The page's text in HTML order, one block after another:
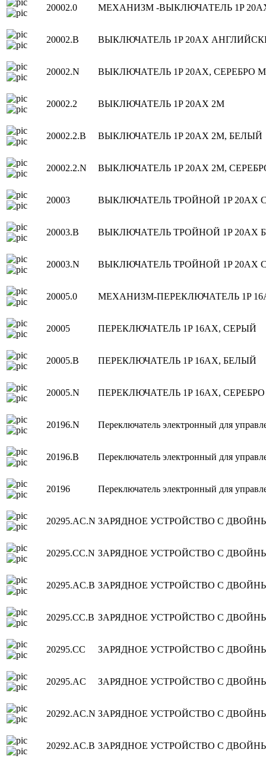
20002.0 МЕХАНИЗМ -ВЫКЛЮЧАТЕЛЬ 1P
20002.B ВЫКЛЮЧАТЕЛЬ 1P 20AX
20002.N ВЫКЛЮЧАТЕЛЬ 1P 20AX, СЕРЕБРО
20002.2 ВЫКЛЮЧАТЕЛЬ 1P 20AX 2M
20002.2.B ВЫКЛЮЧАТЕЛЬ 1P 20AX 2M, БЕЛЫЙ
20002.2.N ВЫКЛЮЧАТЕЛЬ 1P 20AX 2M,
20003 ВЫКЛЮЧАТЕЛЬ ТРОЙНОЙ 1P 20AX
20003.B ВЫКЛЮЧАТЕЛЬ ТРОЙНОЙ 1P 20AX
20003.N ВЫКЛЮЧАТЕЛЬ ТРОЙНОЙ 1P 20AX
20005.0 МЕХАНИЗМ-ПЕРЕКЛЮЧАТЕЛЬ 1P
20005 ПЕРЕКЛЮЧАТЕЛЬ 1P 16AX, СЕРЫЙ
20005.B ПЕРЕКЛЮЧАТЕЛЬ 1P 16AX, БЕЛЫЙ
20005.N ПЕРЕКЛЮЧАТЕЛЬ 1P 16AX,
20196.N Переключатель электронный для
20196.B Переключатель электронный для
20196 Переключатель электронный для
20295.AC.N ЗАРЯДНОЕ УСТРОЙСТВО С
20295.CC.N ЗАРЯДНОЕ УСТРОЙСТВО С
20295.AC.B ЗАРЯДНОЕ УСТРОЙСТВО С
20295.CC.B ЗАРЯДНОЕ УСТРОЙСТВО С
20295.CC ЗАРЯДНОЕ УСТРОЙСТВО С
20295.AC ЗАРЯДНОЕ УСТРОЙСТВО С
20292.AC.N ЗАРЯДНОЕ УСТРОЙСТВО С
20292.AC.B ЗАРЯДНОЕ УСТРОЙСТВО С